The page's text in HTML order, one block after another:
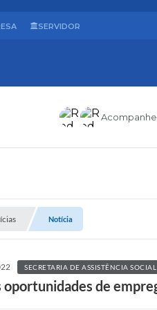
SERVIDOR
Notícia
SECRETARIA DE ASSISTÊNCIA
oportunidades de